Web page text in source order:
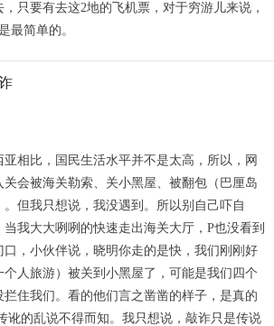
只要有去这2地的飞机票，对于穷游儿来说，
最简单的。
相比，国民生活水平并不是太高，所以，网
会被海关勒索、关小黑屋、被翻包（巴厘岛
但我只想说，我没遇到。所以别自己吓自
我大大咧咧的快速走出海关大厅，P也没看到
口，小伙伴说，晓明你走的是快，我们刚刚好
人旅游）被关到小黑屋了，可能是我们四个
拦住我们。看的他们言之凿凿的样子，是真的
讹的乱说不得而知。我只想说，敲诈只是传说